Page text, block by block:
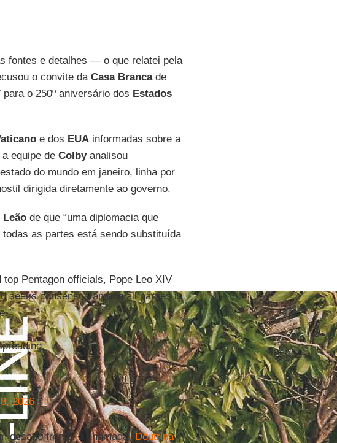
fontes e detalhes — o que relatei pela
o convite da Casa Brancade
para o 250º aniversário dos Estados
e dos EUAinformadas sobre a
equipe de Colbyanalisou
do mundo em janeiro, linha por
dirigida diretamente ao governo.
Leãode que “uma diplomacia que
as partes está sendo substituída
Pentagon officials, Pope Leo XIV
seeks consensus among all parties is
2026
desafio frontal à chamada "Doutrina